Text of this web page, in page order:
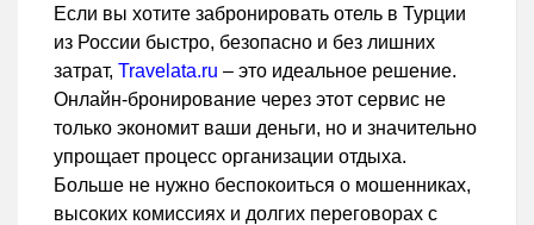
Если вы хотите забронировать отель в Турции
из России быстро, безопасно и без лишних
затрат, Travelata.ru – это идеальное решение.
Онлайн-бронирование через этот сервис не
только экономит ваши деньги, но и значительно
упрощает процесс организации отдыха.
Больше не нужно беспокоиться о мошенниках,
высоких комиссиях и долгих переговорах с